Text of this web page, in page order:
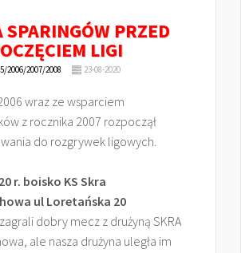
SPARINGÓW PRZED
LIGI
2006/2007/2008 23-08-2020
wraz ze wsparciem
z rocznika 2007 rozpoczął
do rozgrywek ligowych.
r. boisko KS Skra
ul Loretańska 20
dobry mecz z drużyną SKRA
ale nasza drużyna uległa im